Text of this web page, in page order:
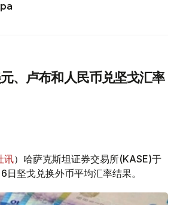
、卢布和人民币兑坚戈汇率
讯）哈萨克斯坦证券交易所(KASE)于
日坚戈兑换外币平均汇率结果。